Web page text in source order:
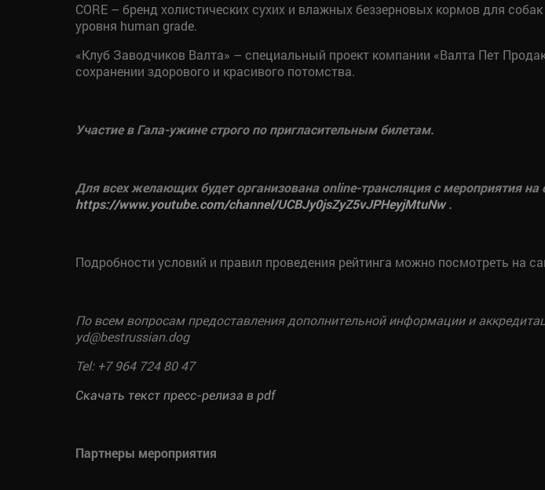
CORE – бренд холистических сухих и влажных беззерновых кормов для
уровня human grade.
«Клуб Заводчиков Валта» – специальный проект компании «Валта Пет
сохранении здорового и красивого потомства.
Участие в Гала-ужине строго по пригласительным билетам.
Для всех желающих будет организована online-трансляция с мероприятия на
https://www.youtube.com/channel/UCBJy0jsZyZ5vJPHeyjMtuNw.
Подробности условий и правил проведения рейтинга можно посмотреть на
По всем вопросам предоставления дополнительной информации и
yd@bestrussian.dog
Tel: +7 964 724 80 47
Скачать текст пресс-релиза в pdf
Партнеры мероприятия